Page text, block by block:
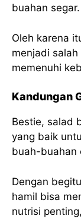
buahan segar.
Oleh karena
menjadi
memenuhi
Kandungan
Bestie, salad
yang baik
buah-buahan
Dengan
hamil bisa
nutrisi